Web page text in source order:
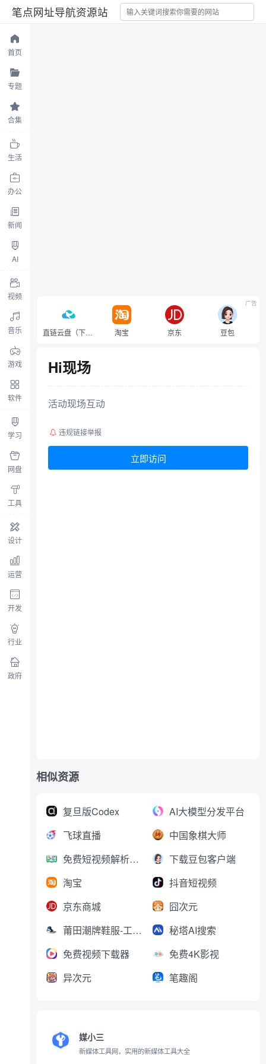
笔点网址导航资源站
首页
专题
合集
生活
办公
新闻
AI
视频
音乐
游戏
软件
学习
网盘
工具
设计
运营
开发
行业
政府
直链云盘（下载不限速） 淘宝 京东 豆包
广告
Hi现场
活动现场互动
违规链接举报
立即访问
相似资源
复旦版Codex
AI大模型分发平台
飞球直播
中国象棋大师
免费短视频解析下载
下载豆包客户端
淘宝
抖音短视频
京东商城
囧次元
莆田潮牌鞋服-工厂直销
秘塔AI搜索
免费视频下载器
免费4K影视
异次元
笔趣阁
媒小三
新媒体工具网，实用的新媒体工具大全